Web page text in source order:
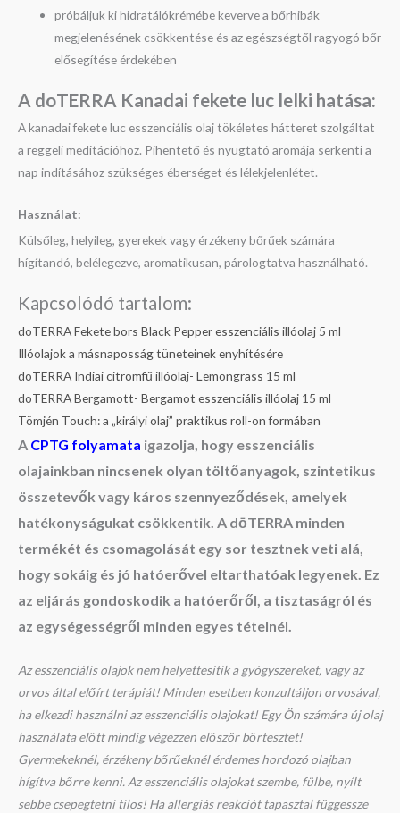
próbáljuk ki hidratálókrémébe keverve a bőrhibák
megjelenésének csökkentése és az egészségtől ragyogó bőr
elősegítése érdekében
A doTERRA Kanadai fekete luc lelki hatása:
A kanadai fekete luc esszenciális olaj tökéletes hátteret szolgáltat
a reggeli meditációhoz. Pihentető és nyugtató aromája serkenti a
nap indításához szükséges éberséget és lélekjelenlétet.
Használat:
Külsőleg, helyileg, gyerekek vagy érzékeny bőrűek számára
hígítandó, belélegezve, aromatikusan, párologtatva használható.
Kapcsolódó tartalom:
doTERRA Fekete bors Black Pepper esszenciális illóolaj 5 ml
Illóolajok a másnaposság tüneteinek enyhítésére
doTERRA Indiai citromfű illóolaj- Lemongrass 15 ml
doTERRA Bergamott- Bergamot esszenciális illóolaj 15 ml
Tömjén Touch: a „királyi olaj” praktikus roll-on formában
A CPTG folyamata igazolja, hogy esszenciális
olajainkban nincsenek olyan töltőanyagok, szintetikus
összetevők vagy káros szennyeződések, amelyek
hatékonyságukat csökkentik. A dōTERRA minden
termékét és csomagolását egy sor tesztnek veti alá,
hogy sokáig és jó hatóerővel eltarthatóak legyenek. Ez
az eljárás gondoskodik a hatóerőről, a tisztaságról és
az egységességről minden egyes tételnél.
Az esszenciális olajok nem helyettesítik a gyógyszereket, vagy az
orvos által előírt terápiát! Minden esetben konzultáljon orvosával,
ha elkezdi használni az esszenciális olajokat! Egy Ön számára új olaj
használata előtt mindig végezzen először bőrtesztet!
Gyermekeknél, érzékeny bőrűeknél érdemes hordozó olajban
hígítva bőrre kenni. Az esszenciális olajokat szembe, fülbe, nyílt
sebbe csepegtetni tilos! Ha allergiás reakciót tapasztal függessze